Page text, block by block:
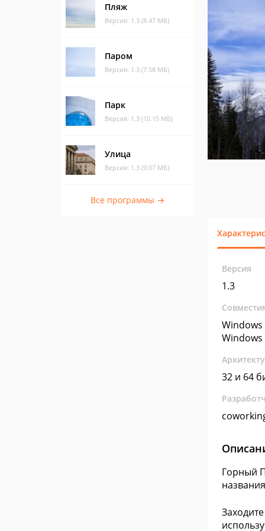
Пляж
Версия: 1.3 (8.47 МБ)
Паром
Версия: 1.3 (7.58 МБ)
Парк
Версия: 1.3 (10.15 МБ)
Улица
Версия: 1.3 (9.07 МБ)
Все программы →
Версия
1.3
Windows
Windows
32 и 64
Горный